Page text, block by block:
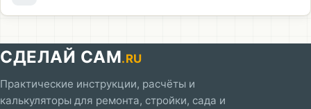
СДЕЛАЙ САМ.RU
Практические инструкции, расчёты и
калькуляторы для ремонта, стройки, сада и